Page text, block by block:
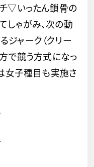
チ▽いったん鎖骨の
しゃがみ、次の動
ャーク（クリー
で競う方式になっ
女子種目も実施さ